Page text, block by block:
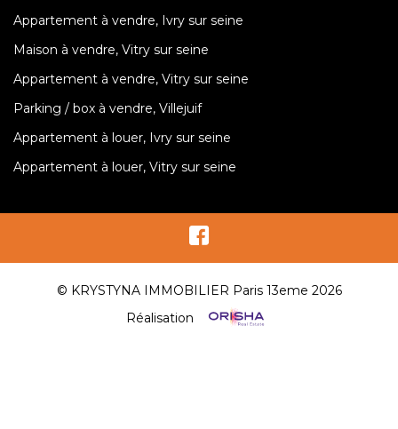
Appartement à vendre, Ivry sur seine
Maison à vendre, Vitry sur seine
Appartement à vendre, Vitry sur seine
Parking / box à vendre, Villejuif
Appartement à louer, Ivry sur seine
Appartement à louer, Vitry sur seine
© KRYSTYNA IMMOBILIER Paris 13eme 2026
Réalisation